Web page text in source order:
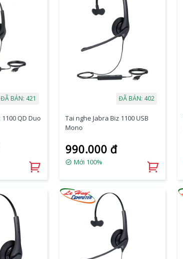
ĐÃ BÁN: 421
QD Duo
ĐÃ BÁN: 402
Tai nghe Jabra Biz 1100 USB
Mono
990.000 đ
Mới 100%